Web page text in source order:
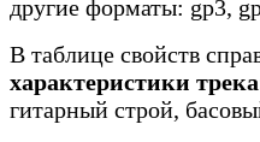
другие форматы: gp3,
В таблице свойств
характеристики трека
гитарный строй,